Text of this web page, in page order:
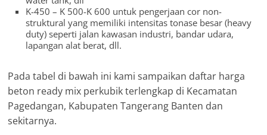
K-450 – K 500-K 600 untuk pengerjaan cor non-
struktural yang memiliki intensitas tonase besar (heavy
duty) seperti jalan kawasan industri, bandar udara,
lapangan alat berat, dll.
Pada tabel di bawah ini kami sampaikan daftar harga
beton ready mix perkubik terlengkap di Kecamatan
Pagedangan, Kabupaten Tangerang Banten dan
sekitarnya.